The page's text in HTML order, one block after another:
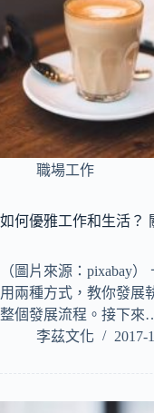
職場工作
如何優雅工作和生活？
（圖片來源：pixabay
用兩種方式，教你發展
整個發展流程。接下來
李茲文化
2017-